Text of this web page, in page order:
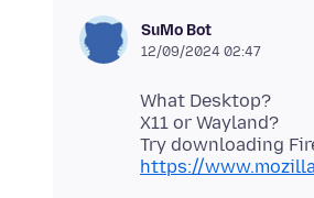
SuMo Bot
12/09/2024 02:47
What Desktop?
X11 or Wayland?
Try downloading
https://